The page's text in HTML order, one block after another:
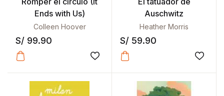
Ends with Us)
Colleen Hoover
S/ 99.90
Añadir a la lista de deseos
Auschwitz
Heather Morris
S/ 59.90